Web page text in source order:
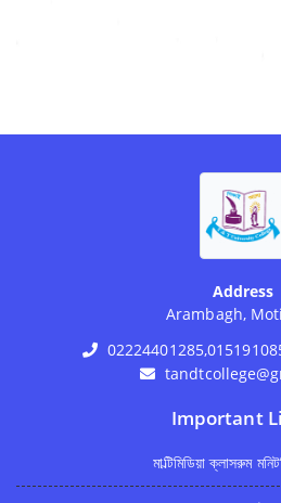
Address
Arambagh,
Important
মাল্টিমিডিয়া ক্লাসরুম